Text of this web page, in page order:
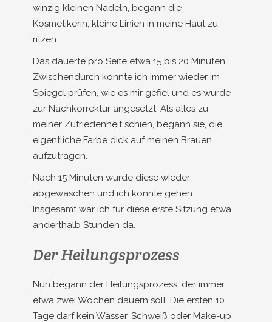
winzig kleinen Nadeln, begann die
Kosmetikerin, kleine Linien in meine Haut zu
ritzen.
Das dauerte pro Seite etwa 15 bis 20 Minuten.
Zwischendurch konnte ich immer wieder im
Spiegel prüfen, wie es mir gefiel und es wurde
zur Nachkorrektur angesetzt. Als alles zu
meiner Zufriedenheit schien, begann sie, die
eigentliche Farbe dick auf meinen Brauen
aufzutragen.
Nach 15 Minuten wurde diese wieder
abgewaschen und ich konnte gehen.
Insgesamt war ich für diese erste Sitzung etwa
anderthalb Stunden da.
Der Heilungsprozess
Nun begann der Heilungsprozess, der immer
etwa zwei Wochen dauern soll. Die ersten 10
Tage darf kein Wasser, Schweiß oder Make-up